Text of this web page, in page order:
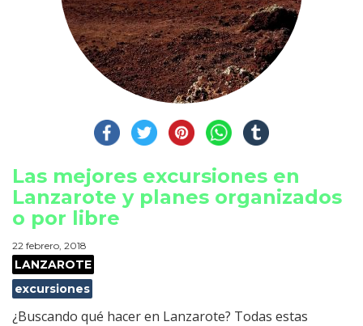
Las mejores excursiones en
Lanzarote y planes organizados
o por libre
22 febrero, 2018
LANZAROTE
excursiones
¿Buscando qué hacer en Lanzarote? Todas estas